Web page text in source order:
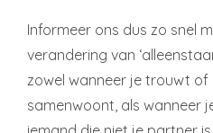
Informeer ons dus zo snel
verandering van
zowel wanneer je trouwt
samenwoont, als wanneer